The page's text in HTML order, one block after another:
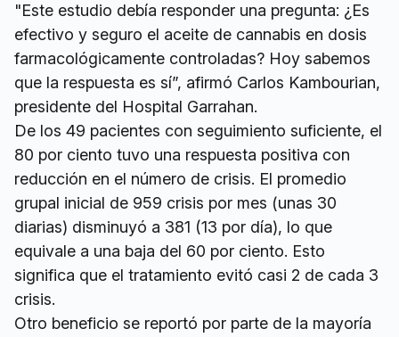
"Este estudio debía responder una pregunta: ¿Es
efectivo y seguro el aceite de cannabis en dosis
farmacológicamente controladas? Hoy sabemos
que la respuesta es sí”, afirmó Carlos Kambourian,
presidente del Hospital Garrahan.
De los 49 pacientes con seguimiento suficiente, el
80 por ciento tuvo una respuesta positiva con
reducción en el número de crisis. El promedio
grupal inicial de 959 crisis por mes (unas 30
diarias) disminuyó a 381 (13 por día), lo que
equivale a una baja del 60 por ciento. Esto
significa que el tratamiento evitó casi 2 de cada 3
crisis.
Otro beneficio se reportó por parte de la mayoría